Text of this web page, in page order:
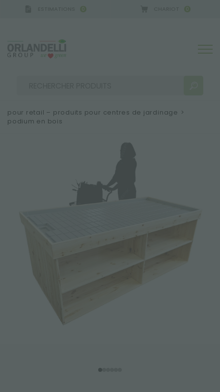
0 0
PLUS DE RÉSULTATS POUR VOUS:
pour retail – produits pour centres de jardinage >
podium en bois